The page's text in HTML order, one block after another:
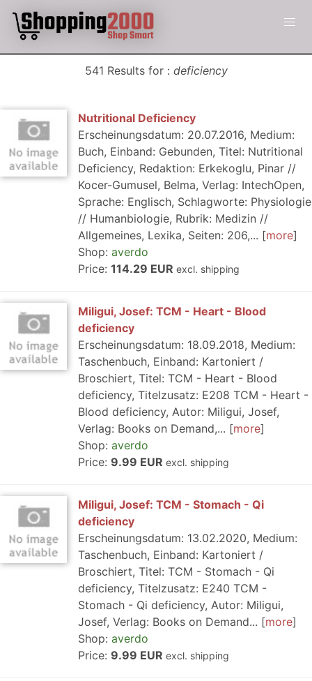
541 Results for : deficiency
Nutritional Deficiency
Erscheinungsdatum: 20.07.2016, Medium:
Buch, Einband: Gebunden, Titel: Nutritional
Deficiency, Redaktion: Erkekoglu, Pinar //
Kocer-Gumusel, Belma, Verlag: IntechOpen,
Sprache: Englisch, Schlagworte: Physiologie
// Humanbiologie, Rubrik: Medizin //
Allgemeines, Lexika, Seiten: 206,...
more
Shop: averdo
Price: 114.29 EUR excl. shipping
Miligui, Josef: TCM - Heart - Blood
deficiency
Erscheinungsdatum: 18.09.2018, Medium:
Taschenbuch, Einband: Kartoniert /
Broschiert, Titel: TCM - Heart - Blood
deficiency, Titelzusatz: E208 TCM - Heart -
Blood deficiency, Autor: Miligui, Josef,
Verlag: Books on Demand,...
more
Shop: averdo
Price: 9.99 EUR excl. shipping
Miligui, Josef: TCM - Stomach - Qi
deficiency
Erscheinungsdatum: 13.02.2020, Medium:
Taschenbuch, Einband: Kartoniert /
Broschiert, Titel: TCM - Stomach - Qi
deficiency, Titelzusatz: E240 TCM -
Stomach - Qi deficiency, Autor: Miligui,
Josef, Verlag: Books on Demand...
more
Shop: averdo
Price: 9.99 EUR excl. shipping